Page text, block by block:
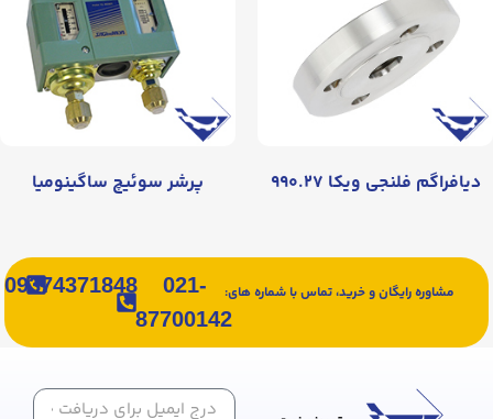
دیافراگم فلنجی ویکا ۹۹۰.۲۷ پرشر سوئیچ ساگینومیا
مشاوره رایگان و خرید، تماس با شماره های:
021-
87700142
09374371848